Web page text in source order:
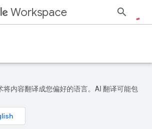
Workspace
将内容翻译成您偏好的语言。AI 翻译可能包